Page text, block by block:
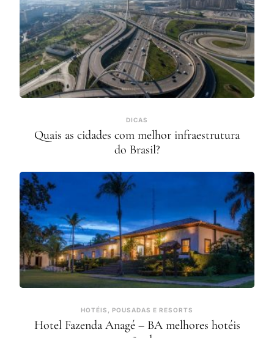
DICAS
Quais as cidades com melhor infraestrutura
do Brasil?
HOTÉIS, POUSADAS E RESORTS
Hotel Fazenda Anagé – BA melhores hotéis